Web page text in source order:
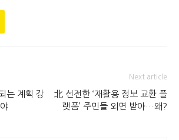
는 계획 강
Next article
北 선전한 ‘재활용 정보 교환 플
랫폼’ 주민들 외면 받아…왜?